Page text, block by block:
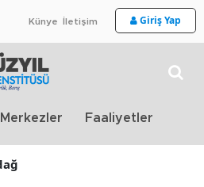
Künye İletişim Giriş Yap
Merkezler Faaliyetler